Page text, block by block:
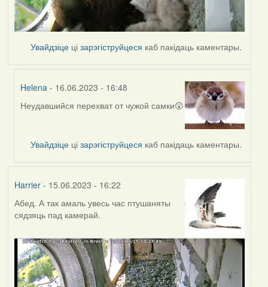
Увайдзіце цізарэгіструйцеся каб пакідаць каментары.
Helena - 16.06.2023 - 16:48
In
Неудавшийся перехват от чужой самки😲
Увайдзіце цізарэгіструйцеся каб пакідаць каментары.
Harrier- 15.06.2023 - 16:22
Абед. А так амаль увесь час птушаняты
сядзяць пад камерай.